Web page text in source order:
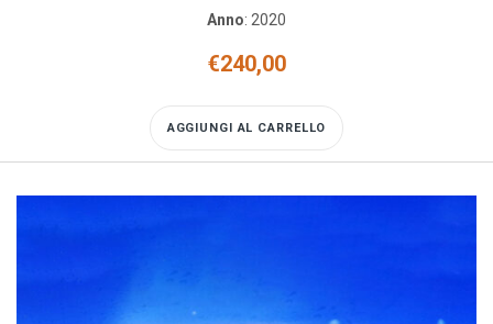
Anno: 2020
€240,00
AGGIUNGI AL CARRELLO